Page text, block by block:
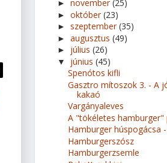
► november(25)
► október(23)
► szeptember(35)
► augusztus (49)
► július (26)
▼ június (45)
Spenótos kifli
Gasztro mítoszok 3. - A
kakaó
Vargányaleves
A "tökéletes hamburger"
Hamburger húspogácsa
Hamburgerszósz
Hamburgerzsemle